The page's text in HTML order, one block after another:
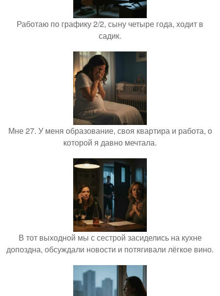
Работаю по графику 2/2, сыну четыре года, ходит в
садик.
Мне 27. У меня образование, своя квартира и работа, о
которой я давно мечтала.
В тот выходной мы с сестрой засиделись на кухне
допоздна, обсуждали новости и потягивали лёгкое вино.